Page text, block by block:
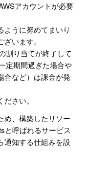
アカウントが必要
ように努めてまいり
ざいます。
割り当てが終了して
定期間過ぎた場合や
合など）は課金が発
さい。
め、構築したリソー
と呼ばれるサービス
通知する仕組みを設